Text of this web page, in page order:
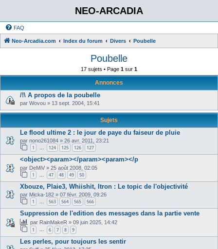
NEO-ARCADIA
FAQ
Neo-Arcadia.com Index du forum Divers Poubelle
Poubelle
17 sujets • Page 1 sur 1
Annonces
/!\ A propos de la poubelle
par Wovou » 13 sept. 2004, 15:41
Sujets
Le flood ultime 2 : le jour de paye du faiseur de pluie
par nono261084 » 26 avr. 2011, 23:21
1 … 124 125 126 127
<object><param></param><param></p
par DeMiV » 25 août 2008, 02:05
1 47 48 49 50
Xbouze, Plaie3, Whiishit, Itron : Le topic de l'objectivité
par Micka-182 » 07 févr. 2009, 09:26
1 … 563 564 565 566
Suppression de l'edition des messages dans la partie vente
par RainMakeR » 09 juin 2025, 14:42
1 … 6 7 8 9
Les perles, pour toujours les sentir